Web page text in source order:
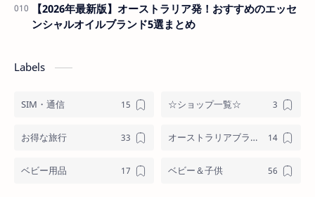
【2026年最新版】オーストラリア発！おすすめのエッセ
ンシャルオイルブランド5選まとめ
Labels
SIM・通信 ☆ショップ一覧☆
お得な旅行 オーストラリアブランド
ベビー用品 ベビー＆子供